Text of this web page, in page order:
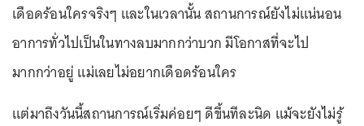
เดือดร้อนใครจริงๆ และในเวลานั้น สถานการณ์ยังไม่แน่นอน
อาการทั่วไปเป็นในทางลบมากกว่าบวก มีโอกาสที่จะไป
มากกว่าอยู่ แม่เลยไม่อยากเดือดร้อนใคร
แต่มาถึงวันนี้สถานการณ์เริ่มค่อยๆ ดีขึ้นทีละนิด แม้จะยังไม่รู้